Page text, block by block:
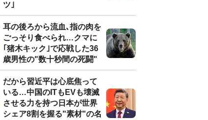
ツ｣
耳の後ろから流血､指の肉を
ごっそり食べられ…クマに
｢猪木キック｣で応戦した36
歳男性の"数十秒間の死闘"
だから習近平は心底焦って
いる…中国のITもEVも壊滅
させる力を持つ日本が世界
シェア8割を握る"素材"の名